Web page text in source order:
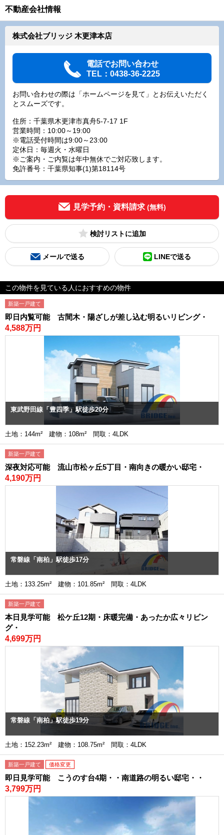
不動産会社情報
株式会社ブリッジ 木更津本店
電話でお問い合わせ
TEL：0438-36-2225
お問い合わせの際は「ホームページを見て」とお伝えいただく
とスムーズです。
住所：千葉県木更津市真舟5-7-17 1F
営業時間：10:00～19:00
※電話受付時間は9:00～23:00
定休日：毎週火・水曜日
※ご案内・ご内覧は年中無休でご対応致します。
免許番号：千葉県知事(1)第18114号
見学予約・資料請求 (無料)
検討リスト
メールで送る LINEで送る
この物件を見ている人におすすめの物件
新築一戸建て
即日内覧可能 古間木・陽ざしが差し込む明るいリビング・
4,588万円
東武野田線「豊四季」駅徒歩20分
土地：144m² 建物：108m² 間取：4LDK
新築一戸建て
深夜対応可能 流山市松ヶ丘5丁目・南向きの暖かい邸宅・
4,190万円
常磐線「南柏」駅徒歩17分
土地：133.25m² 建物：101.85m² 間取：4LDK
新築一戸建て
本日見学可能 松ケ丘12期・床暖完備・あったか広々リビン
グ・
4,699万円
常磐線「南柏」駅徒歩19分
土地：152.23m² 建物：108.75m² 間取：4LDK
新築一戸建て 価格変更
即日見学可能 こうのす台4期・・南道路の明るい邸宅・・
3,799万円